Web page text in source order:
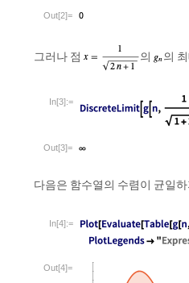
Out[2]=
그러나 점 의 의
In[3]:=
Out[3]=
다음은 함수열의 수렴이 균일
In[4]:=
Out[4]=